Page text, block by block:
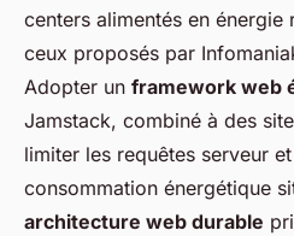
centers alimentés en
ceux proposés par
Adopter un framework web
Jamstack, combiné à des
limiter les requêtes serveur
consommation énergétique
architecture web durable